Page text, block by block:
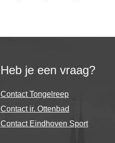
Heb je een vraag?
Contact Tongelreep
Contact ir. Ottenbad
Contact Eindhoven Sport